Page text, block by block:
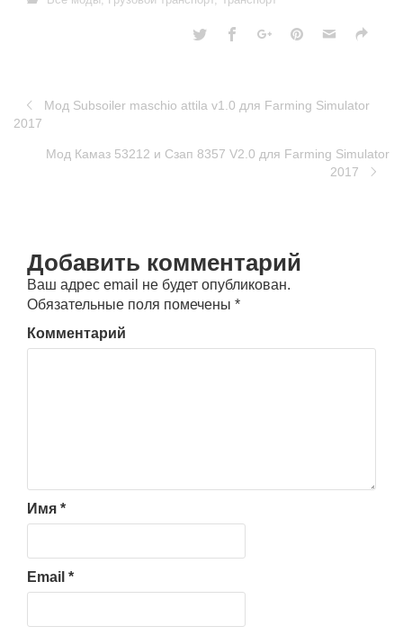
Мод Subsoiler maschio attila v1.0 для Farming Simulator
2017
Мод Камаз 53212 и Сзап 8357 V2.0 для Farming Simulator
2017
Добавить комментарий
Ваш адрес email не будет опубликован.
Обязательные поля помечены *
Комментарий
Имя *
Email *